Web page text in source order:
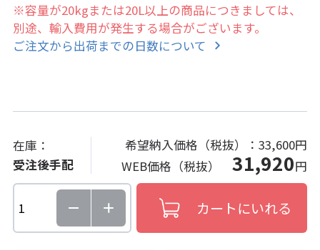
※容量が20kgまたは20L以上の商品につきましては、
別途、輸入費用が発生する場合がございます。
ご注文から出荷までの日数について
在庫：
受注後手配
希望納入価格（税抜）：33,600円
WEB価格（税抜）31,920円